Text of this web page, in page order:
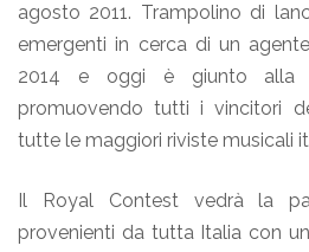
agosto 2011. Trampolino di
emergenti in cerca di un
2014 e oggi è giunto alla
promuovendo tutti i vincitori
tutte le maggiori riviste musicali
Il Royal Contest vedrà la
provenienti da tutta Italia con